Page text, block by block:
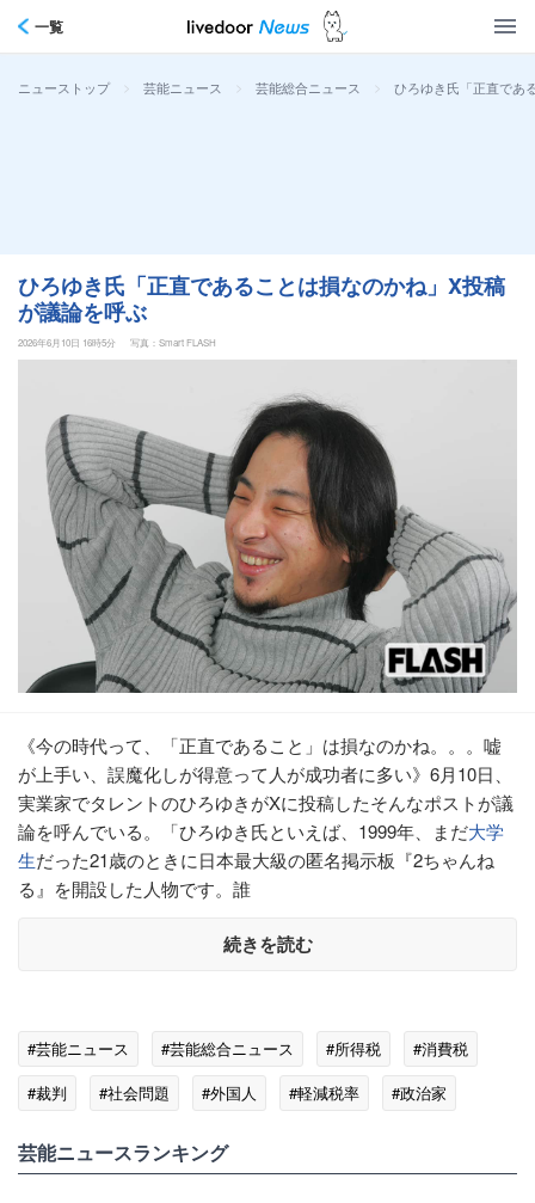
一覧
ニューストップ > 芸能ニュース > 芸能総合ニュース > ひろゆき氏「正直であ
ひろゆき氏「正直であることは損なのかね」X投稿
が議論を呼ぶ
2026年6月10日 16時5分 写真：Smart FLASH
《今の時代って、「正直であること」は損なのかね。。。嘘
が上手い、誤魔化しが得意って人が成功者に多い》6月10日、
実業家でタレントのひろゆきがXに投稿したそんなポストが議
論を呼んでいる。「ひろゆき氏といえば、1999年、まだ大学
生だった21歳のときに日本最大級の匿名掲示板『2ちゃんね
る』を開設した人物です。誰
続きを読む
#芸能ニュース #芸能総合ニュース #所得税
#消費税
#裁判
#社会問題 #外国人 #軽減税率
#政治家
芸能ニュースランキング